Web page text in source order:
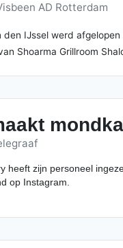
AD Rotterdam
den IJssel werd
Shoarma Grillroom
heeft zijn personeel
op Instagram.